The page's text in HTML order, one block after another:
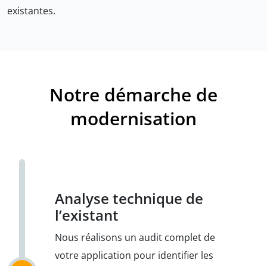
existantes.
Notre démarche de
modernisation
Analyse technique de
l’existant
Nous réalisons un audit complet de
votre application pour identifier les